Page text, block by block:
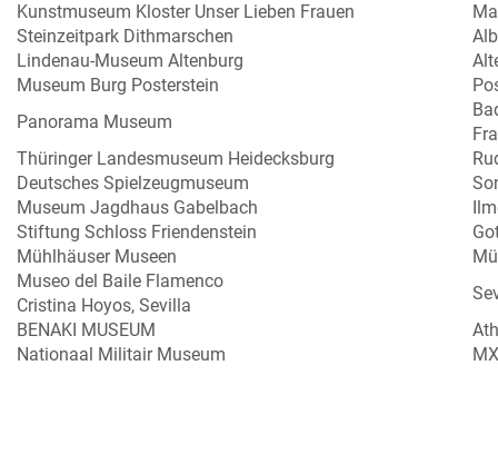
Kunstmuseum Kloster Unser Lieben Frauen
Steinzeitpark Dithmarschen
Lindenau-Museum Altenburg
Museum Burg Posterstein
Panorama Museum
Thüringer Landesmuseum Heidecksburg
Deutsches Spielzeugmuseum
Museum Jagdhaus Gabelbach
Stiftung Schloss Friendenstein
Mühlhäuser Museen
Museo del Baile Flamenco
Cristina Hoyos, Sevilla
BENAKI MUSEUM
Nationaal Militair Museum